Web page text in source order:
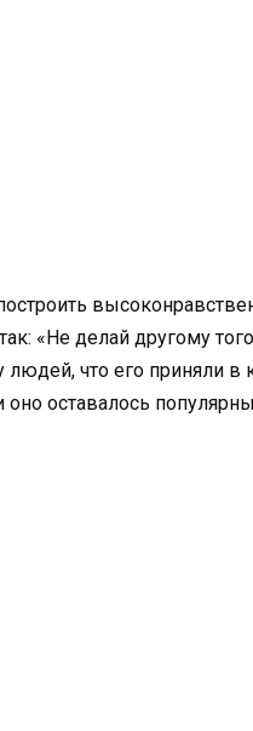
«Не делай другому
что его приняли в
оставалось